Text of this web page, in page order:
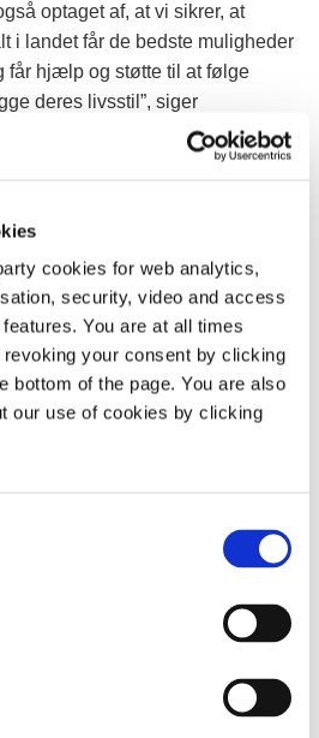
cookies for web analytics,
security, video and access
You are at all times
your consent by clicking
bottom of the page. You are also
our use of cookies by clicking
optaget af, at vi sikrer, at
i landet får de bedste muligheder
får hjælp og støtte til at følge
deres livsstil”, siger
Løhde. Selvom diabetes er en
kan være livstruende og
i dag ikke nødvendigvis
er nemlig effektiv, og
godt og langt liv med deres
i den rette behandling og
for mange diabetikere, der enten
kommer det på et tidspunkt, hvor
sig. Det skønnes, at omkring
blive bedre til at opspore de
sygdommen, så de kan komme i
det, og det kan få store